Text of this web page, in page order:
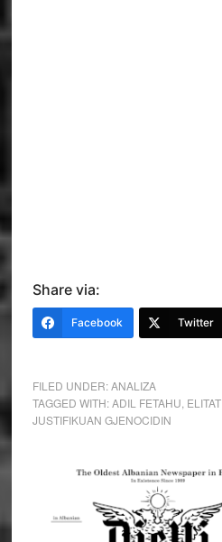
Share via:
Facebook Twitter
FILED UNDER:ANALIZA
TAGGED WITH:ADIL FETAHU
JUSTIFIKUAN GJENOCIDIN